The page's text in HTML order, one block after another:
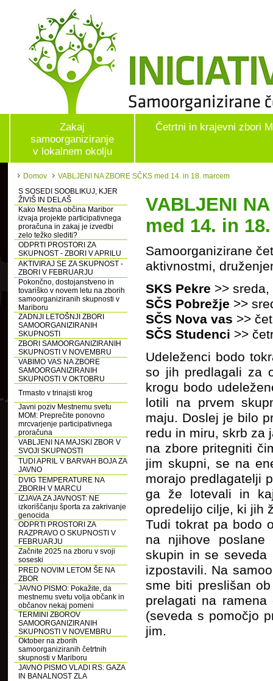
Zakaj
samoorganiziranje
v lokalnem okolju
Četrtni in krajevni zbori
Domov
VABLJENI NA ZBORE SČKS med 14. in 18. marcem
S SOSEDI SOOBLIKUJ, KJER
ŽIVIŠ IN DELAŠ
Kako Mestna občina Maribor
izvaja projekte participativnega
proračuna in zakaj je izvedbi
zelo težko slediti?
ODPRTI PROSTORI ZA
SKUPNOST - ZBORI V APRILU
AKTIVIRAJ SE ZA SKUPNOST -
ZBORI V FEBRUARJU
Pokončno, dostojanstveno in
tovariško v novem letu na zborih
samoorganiziranih skupnosti v
Mariboru
ZADNJI LETOŠNJI ZBORI
SAMOORGANIZIRANIH
SKUPNOSTI
ZBORI SAMOORGANIZIRANIH
SKUPNOSTI V NOVEMBRU
VABIMO VAS NA ZBORE
SAMOORGANIZIRANIH
SKUPNOSTI V OKTOBRU
Trmasto v trinajsti krog
Javni poziv Mestnemu svetu
MOM: Preprečite ponovno
mrcvarjenje participativnega
proračuna
VABLJENI NA MAJSKI ZBOR V
SVOJI SKUPNOSTI
TUDI APRIL V BARVAH BOJA ZA
JAVNO
DVIG TEMPERATURE NA
ZBORIH V MARCU
IZJAVA ZA JAVNOST: NE
izkoriščanju športa za zakrivanje
genocida
ODPRTI PROSTORI ZA
RAZPRAVO O SKUPNOSTI V
FEBRUARJU
Začnite 2025 na zboru v svoji
soseski
PRED NOVIM LETOM ŠE NA
ZBOR
JAVNO PISMO: Pokažite, da
mestnemu svetu volja občank in
občanov nekaj pomeni
TERMINI ZBOROV
SAMOORGANIZIRANIH
SKUPNOSTI V NOVEMBRU
Oktober na zborih
samoorganiziranih četrtnih
skupnosti v Mariboru
JAVNO PISMO VLADI RS: GAZA
IN BANALNOST ZLA
VABLJENI
med 14. in
Samoorganizirane
aktivnostmi,
SKS Pekre >>
SČS Pobrežje >>
SČS Nova vas >>
SČS Studenci >>
Udeleženci bodo
so jih predlagali za
krogu bodo
lotili na prvem
maju. Doslej je bilo
redu in miru, skrb za
na zbore pritegniti
jim skupni, se na
morajo predlagatelji
ga že lotevali in
opredelijo cilje, ki jih
Tudi tokrat pa bodo
na njihove poslane
skupin in se seveda
izpostavili. Na
sme biti preslišan
prelagati na
(seveda s pomočjo
jim.